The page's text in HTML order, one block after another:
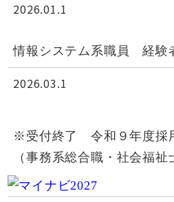
2026.01.1
情報システム系職員 経験
2026.03.1
※受付終了 令和９年度採
（事務系総合職・社会福祉